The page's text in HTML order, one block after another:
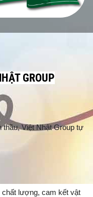
GROUP
thầu, Việt Nhật Group tự
chất lượng, cam kết vật